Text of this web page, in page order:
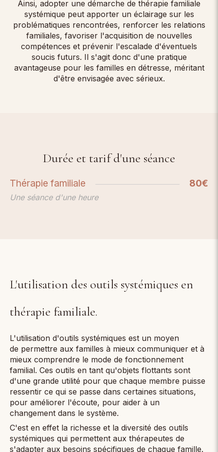
Ainsi, adopter une démarche de thérapie familiale
systémique peut apporter un éclairage sur les
problématiques rencontrées, renforcer les relations
familiales, favoriser l'acquisition de nouvelles
compétences et prévenir l'escalade d'éventuels
soucis futurs. Il s'agit donc d'une pratique
avantageuse pour les familles en détresse, méritant
d'être envisagée avec sérieux.
Durée et tarif d'une séance
80€
Thérapie familiale
Une séance d'une heure
L'utilisation des outils systémiques en
thérapie familiale.
L'utilisation d'outils systémiques est un moyen
de permettre aux familles à mieux communiquer et à
mieux comprendre le mode de fonctionnement
familial. Ces outils en tant qu'objets flottants sont
d'une grande utilité pour que chaque membre puisse
ressentir ce qui se passe dans certaines situations,
pour améliorer l'écoute, pour aider à un
changement dans le système.
C'est en effet la richesse et la diversité des outils
systémiques qui permettent aux thérapeutes de
s'adapter aux besoins spécifiques de chaque famille.